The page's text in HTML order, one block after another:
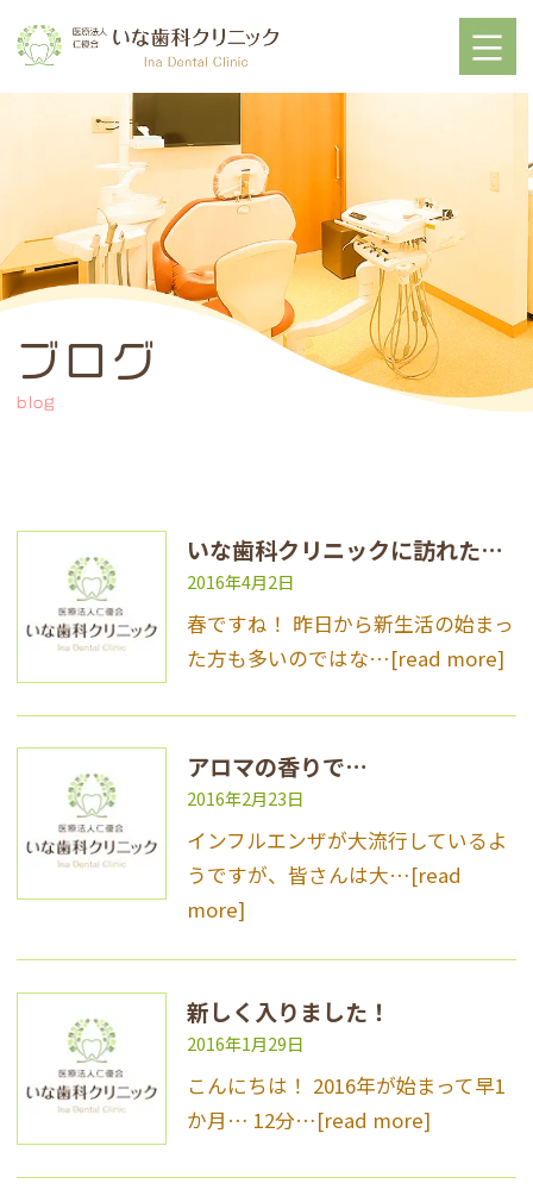
ブログ
blog
いな歯科クリニックに訪れた春！
2016年4月2日
春ですね！ 昨日から新生活の始まっ
た方も多いのではな…[read more]
アロマの香りで…
2016年2月23日
インフルエンザが大流行しているよ
うですが、皆さんは大…[read
more]
新しく入りました！
2016年1月29日
こんにちは！ 2016年が始まって早1
か月… 12分…[read more]